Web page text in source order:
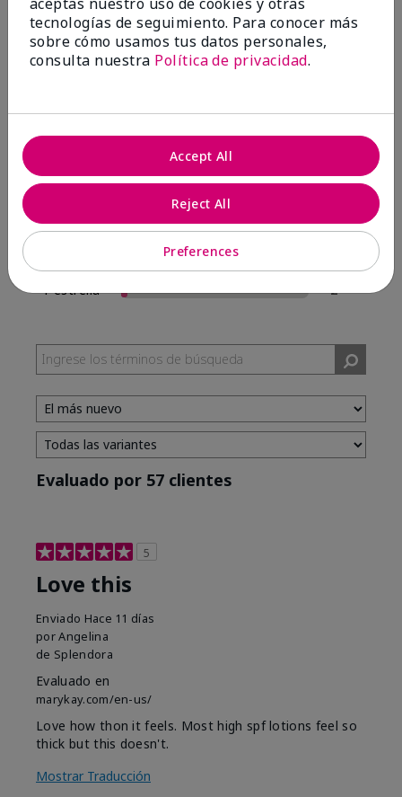
Escribir Una Opinión
3 estrellas
1
1 estrella
2
Evaluado por 57 clientes
5
Love this
Enviado Hace 11 días
porAngelina
de Splendora
Evaluado en
marykay.com/en-us/
Love how thon it feels. Most high spf lotions feel so
thick but this doesn't.
Mostrar Traducción
tecnologías de seguimiento. Para conocer más
sobre cómo usamos tus datos personales,
consulta nuestra Política de privacidad.
Preferences
Reject All
Accept All